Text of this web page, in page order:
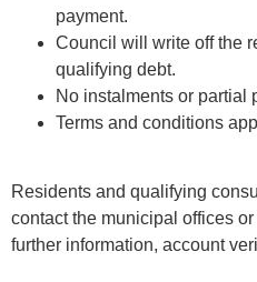
payment.
Council will write off the
qualifying debt.
No instalments or partial
Terms and conditions
Residents and qualifying
contact the municipal offices
further information, account